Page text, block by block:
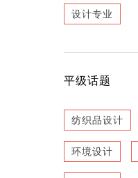
设计专业
平级话题
纺织品设计
环境设计